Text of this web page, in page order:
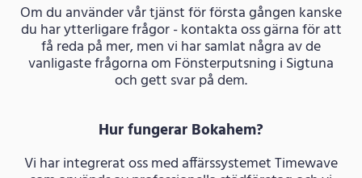
Om du använder vår tjänst för första gången kanske
du har ytterligare frågor - kontakta oss gärna för att
få reda på mer, men vi har samlat några av de
vanligaste frågorna om Fönsterputsning i Sigtuna
och gett svar på dem.
Hur fungerar Bokahem?
Vi har integrerat oss med affärssystemet Timewave